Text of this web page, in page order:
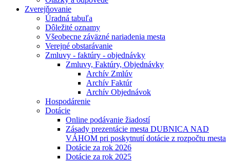
Zverejňovanie
Úradná tabuľa
Dôležité oznamy
Všeobecne záväzné nariadenia mesta
Verejné obstarávanie
Zmluvy - faktúry - objednávky
Zmluvy, Faktúry, Objednávky
Archív Zmlúv
Archív Faktúr
Archív Objednávok
Hospodárenie
Dotácie
Online podávanie žiadostí
Zásady prezentácie mesta DUBNICA NAD
VÁHOM pri poskytnutí dotácie z rozpočtu mesta
Dotácie za rok 2026
Dotácie za rok 2025